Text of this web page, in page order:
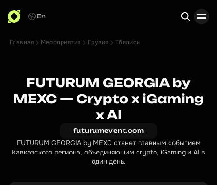
En
Главная Мероприятия Грузия Тбилиси
FUTURUM GEORGIA by
MEXC — Crypto x iGaming
x AI
futurumevent.com
FUTURUM GEORGIA by MEXC станет главным событием
Кавказского региона, объединяющим crypto, iGaming и AI в
один день.